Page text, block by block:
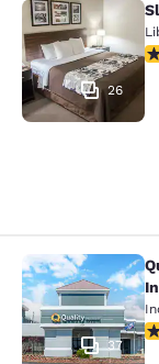
Sleep Inn
26
Quality
37